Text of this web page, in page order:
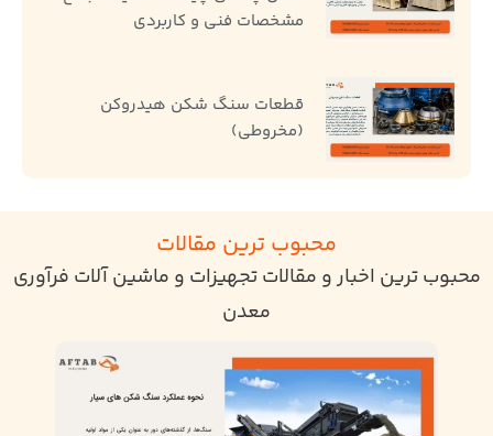
مشخصات فنی و کاربردی
قطعات سنگ شکن هیدروکن
(مخروطی)
محبوب ترین مقالات
محبوب ترین اخبار و مقالات تجهیزات و ماشین آلات فرآوری
معدن